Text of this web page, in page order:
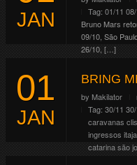
JAN
Tag: 01/11
Bruno Mars
09/10, São
26/10, […]
01
JAN
BRING
by Makilator
Tag: 30/11
caravanas
ingressos
catarinasão